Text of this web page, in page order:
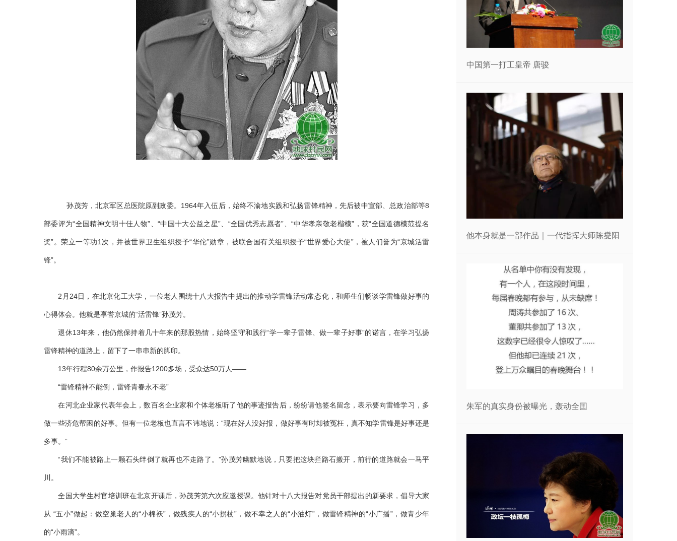
孙茂芳，北京军区总医院原副政委。1964年入伍后，始终不渝地实践和弘扬雷锋精神，先后被中宣部、总政治部等8
部委评为“全国精神文明十佳人物”、“中国十大公益之星”、“全国优秀志愿者”、“中华孝亲敬老楷模”，获“全国道德模范提名
奖”。荣立一等功1次，并被世界卫生组织授予“华佗”勋章，被联合国有关组织授予“世界爱心大使”，被人们誉为“京城活雷
锋”。
2月24日，在北京化工大学，一位老人围绕十八大报告中提出的推动学雷锋活动常态化，和师生们畅谈学雷锋做好事的
心得体会。他就是享誉京城的“活雷锋”孙茂芳。
退休13年来，他仍然保持着几十年来的那股热情，始终坚守和践行“学一辈子雷锋、做一辈子好事”的诺言，在学习弘扬
雷锋精神的道路上，留下了一串串新的脚印。
13年行程80余万公里，作报告1200多场，受众达50万人——
“雷锋精神不能倒，雷锋青春永不老”
在河北企业家代表年会上，数百名企业家和个体老板听了他的事迹报告后，纷纷请他签名留念，表示要向雷锋学习，多
做一些济危帮困的好事。但有一位老板也直言不讳地说：“现在好人没好报，做好事有时却被冤枉，真不知学雷锋是好事还是
多事。”
“我们不能被路上一颗石头绊倒了就再也不走路了。”孙茂芳幽默地说，只要把这块拦路石搬开，前行的道路就会一马平
川。
全国大学生村官培训班在北京开课后，孙茂芳第六次应邀授课。他针对十八大报告对党员干部提出的新要求，倡导大家
从 “五小”做起：做空巢老人的“小棉袄”，做残疾人的“小拐杖”，做不幸之人的“小油灯”，做雷锋精神的“小广播”，做青少年
的“小雨滴”。
中国第一打工皇帝 唐骏
他本身就是一部作品｜一代指挥大师陈燮阳
朱军的真实身份被曝光，轰动全囯